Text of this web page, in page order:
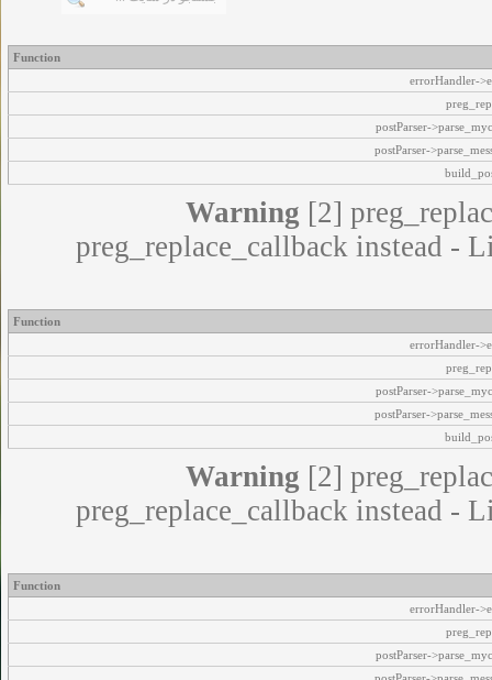
Function
errorHandler-
postParser-
postParser-
Warning [2]
preg_replace_callback instead -
Function
errorHandler-
postParser-
postParser-
Warning [2]
preg_replace_callback instead -
Function
errorHandler-
postParser-